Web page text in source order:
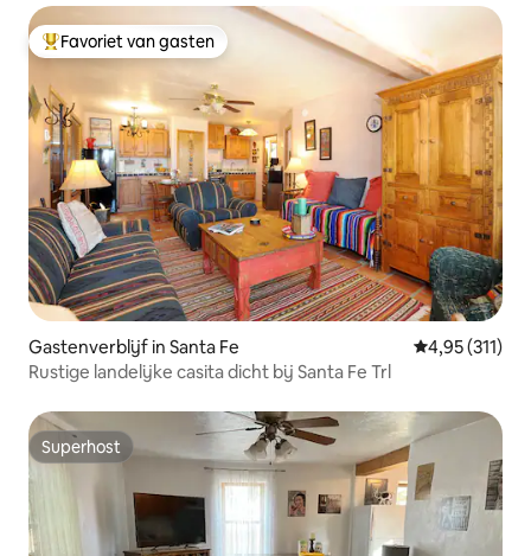
Topfavoriet van gasten
Favoriet van gasten
Gastenverblijf in Santa Fe Gemiddelde
4,95 (311)
Rustige landelijke casita dicht bij Santa Fe Trl
Superhost
Superhost